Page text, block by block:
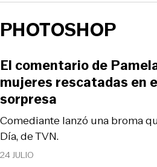
PHOTOSHOP
24 JULIO
Comediante lanzó una broma
Día, de TVN.
El comentario de
mujeres rescatadas en
sorpresa